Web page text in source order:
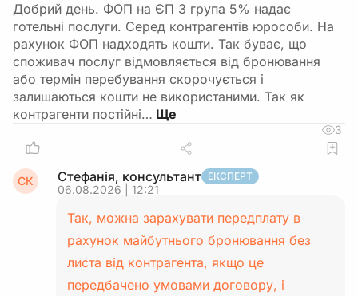
Добрий день. ФОП на ЄП 3 група 5% надає
готельні послуги. Серед контрагентів юрособи. На
рахунок ФОП надходять кошти. Так буває, що
споживач послуг відмовляється від бронювання
або термін перебування скорочується і
залишаються кошти не використаними. Так як
контрагенти постійні…
3
СК Стефанія, консультант ЕКСПЕРТ
06.08.2026 | 12:21
Так, можна зарахувати передплату в
рахунок майбутнього бронювання без
листа від контрагента, якщо це
передбачено умовами договору, і